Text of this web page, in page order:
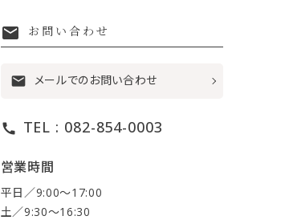
mail お問い合わせ
mail メールでのお問い合わせ
call TEL : 082-854-0003
営業時間
平日／9:00〜17:00
土／9:30〜16:30